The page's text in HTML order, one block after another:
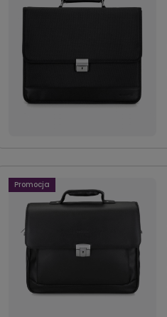
Promocja